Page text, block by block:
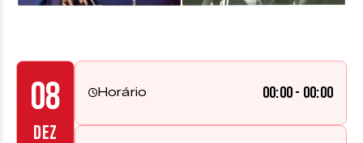
08
DEZ
Horário 00:00 - 00:00